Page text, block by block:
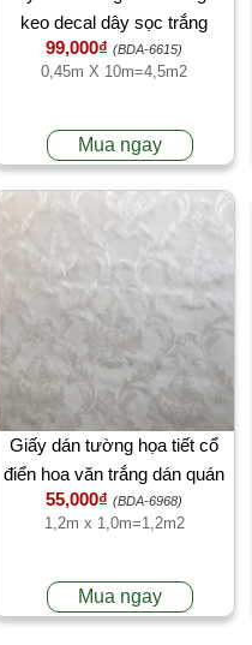
keo decal dây sọc trắng
99,000₫ (BDA-6615)
0,45m X 10m=4,5m2
Mua ngay
Giấy dán tường họa tiết cổ
điển hoa văn trắng dán quán
café
55,000₫ (BDA-6968)
1,2m x 1,0m=1,2m2
Mua ngay